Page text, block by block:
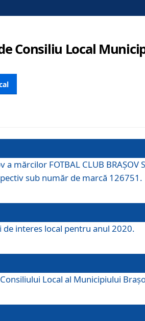
Consiliu Local
mărcilor FOTBAL CLUB
sub număr de marcă 126751.
interes local pentru anul 2020.
Local al Municipiului